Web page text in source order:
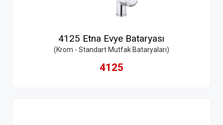
4125 Etna Evye Bataryası
(Krom - Standart Mutfak Bataryaları)
4125